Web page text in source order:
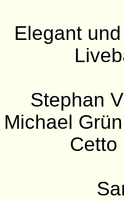
Elegant
Stephan
Michael
Cetto